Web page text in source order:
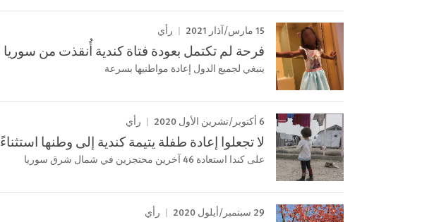
15 مارس/آذار 2021 رأي
فرحة لم تكتمل بعودة فتاة كندية أُنقذت من سوريا
ينبغي لجميع الدول إعادة مواطنيها بسرعة
6 أكتوبر/تشرين الأول 2020 رأي
لا تجعلوا إعادة طفلة يتيمة كندية إلى وطنها استثناءً
على كندا استعادة 46 آخرين محتجزين في شمال شرق سوريا
29 سبتمبر/أيلول 2020 رأي